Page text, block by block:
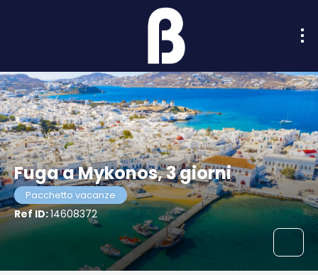
Fuga a Mykonos, 3 giorni
Pacchetto vacanze
Ref ID:14608372